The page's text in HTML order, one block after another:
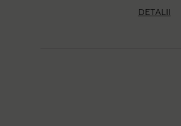
DETALII